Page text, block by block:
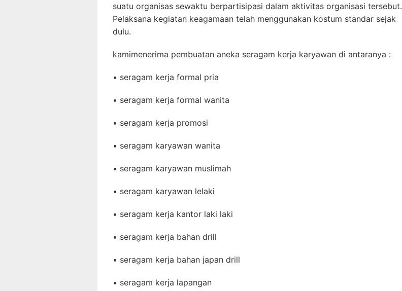
suatu organisas sewaktu berpartisipasi dalam aktivitas organisasi tersebut.
Pelaksana kegiatan keagamaan telah menggunakan kostum standar sejak
dulu.
kamimenerima pembuatan aneka seragam kerja karyawan di antaranya :
• seragam kerja formal pria
• seragam kerja formal wanita
• seragam kerja promosi
• seragam karyawan wanita
• seragam karyawan muslimah
• seragam karyawan lelaki
• seragam kerja kantor laki laki
• seragam kerja bahan drill
• seragam kerja bahan japan drill
• seragam kerja lapangan